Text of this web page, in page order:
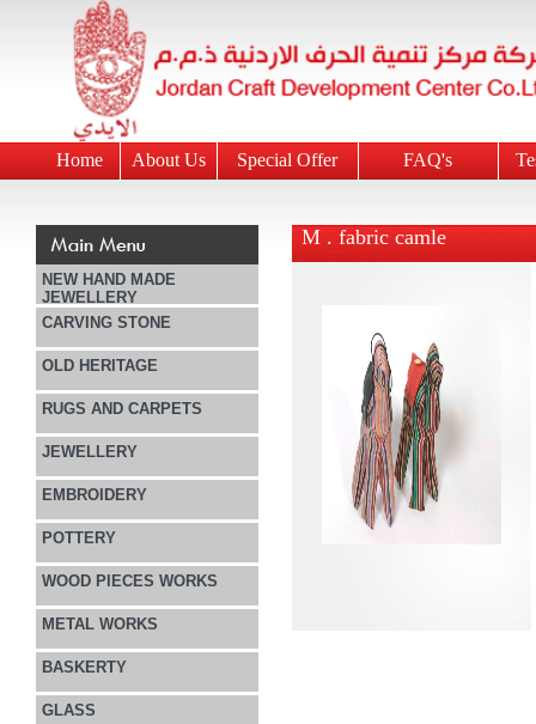
Home About Us Special Offer FAQ's
NEW HAND MADE
JEWELLERY
CARVING STONE
OLD HERITAGE
RUGS AND CARPETS
JEWELLERY
EMBROIDERY
POTTERY
WOOD PIECES WORKS
METAL WORKS
BASKERTY
GLASS
M . fabric camle